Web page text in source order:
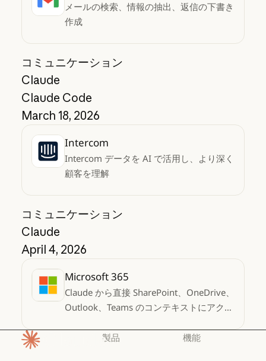
メールの検索、情報の抽出、返信の下書き
作成
コミュニケーション
Claude
Claude Code
March 18, 2026
Intercom
Intercom データを AI で活用し、より深く
顧客を理解
コミュニケーション
Claude
April 4, 2026
Microsoft 365
Claude から直接 SharePoint、OneDrive、
Outlook、Teams のコンテキストにアクセ
製品 機能